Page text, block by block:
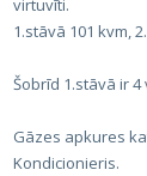
virtuvīti.
1.stāvā 101 kvm,
Šobrīd 1.stāvā ir
Gāzes apkures
Kondicionieris.